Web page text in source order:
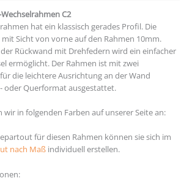
C2
hat ein klassisch gerades Profil. Die
Sicht von vorne auf den Rahmen 10mm.
Rückwand mit Drehfedern wird ein einfacher
ermöglicht. Der Rahmen ist mit zwei
die leichtere Ausrichtung an der Wand
oder Querformat ausgestattet.
wir in folgenden Farben auf unserer Seite an:
für diesen Rahmen können sie sich im
nach Maß individuell erstellen.